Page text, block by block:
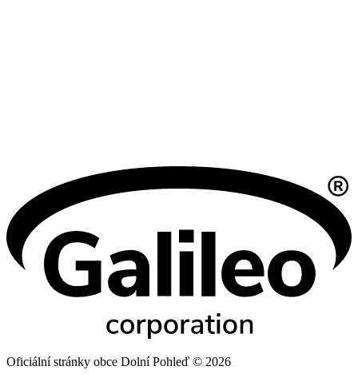
Oficiální stránky obce Dolní Pohleď © 2026